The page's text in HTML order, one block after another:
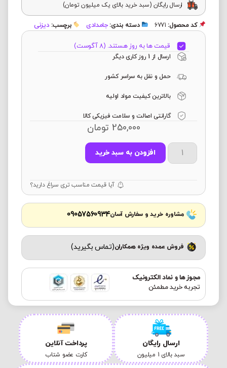
ارسال رایگان (سبد خرید بالای یک میلیون تومان)
کد محصول: 6771 دسته بندی: جامدادی برچسب: دیزنی
قیمت ها به روز هستند. (8 آگوست)
ارسال از 1 روز کاری دیگر
حمل و نقل به سراسر کشور
بالاترین کیفیت مواد اولیه
گارانتی اصالت و سلامت فیزیکی کالا
250,000 تومان
افزودن به سبد خرید
آیا قیمت مناسب تری سراغ دارید؟
مشاوره خرید و سفارش آسان09057560934
فروش عمده ویژه همکاران(تماس بگیرید)
مجوز ها و نماد الکترونیک
تجربه خرید مطمئن
ارسال رایگان
سبد بالای 1 میلیون
پرداخت آنلاین
کارت عضو شتاب